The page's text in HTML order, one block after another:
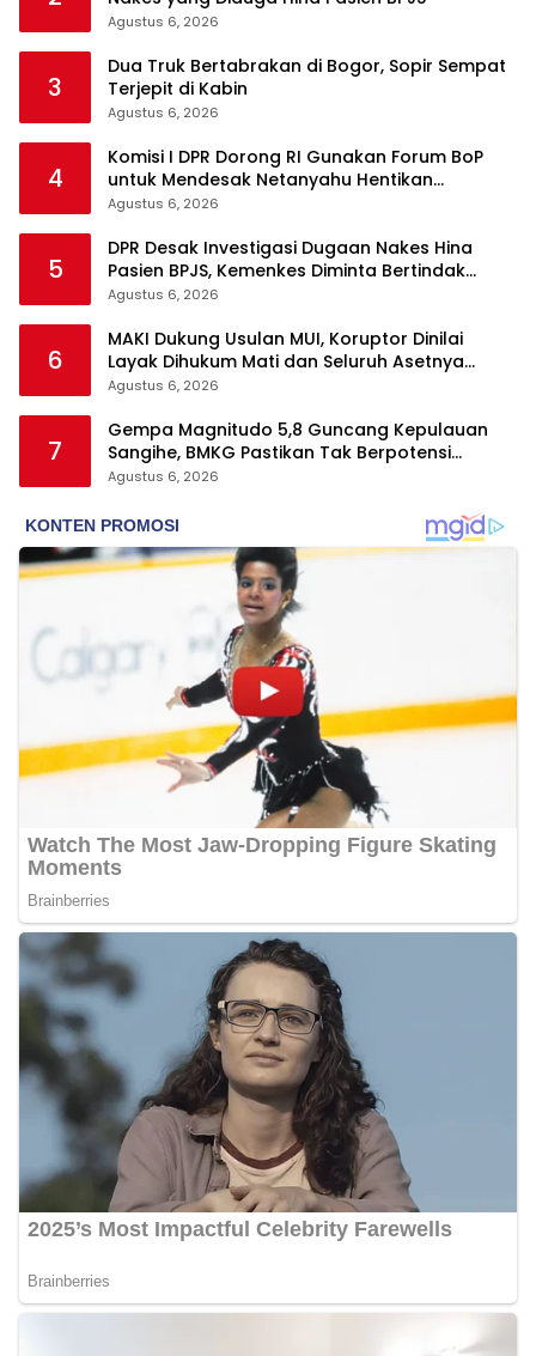
Agustus 6, 2026
3
Dua Truk Bertabrakan di Bogor, Sopir Sempat
Terjepit di Kabin
Agustus 6, 2026
4
Komisi I DPR Dorong RI Gunakan Forum BoP
untuk Mendesak Netanyahu Hentikan
Serangan ke Gaza
Agustus 6, 2026
5
DPR Desak Investigasi Dugaan Nakes Hina
Pasien BPJS, Kemenkes Diminta Bertindak
Tegas
Agustus 6, 2026
6
MAKI Dukung Usulan MUI, Koruptor Dinilai
Layak Dihukum Mati dan Seluruh Asetnya
Dirampas
Agustus 6, 2026
7
Gempa Magnitudo 5,8 Guncang Kepulauan
Sangihe, BMKG Pastikan Tak Berpotensi
Tsunami
Agustus 6, 2026